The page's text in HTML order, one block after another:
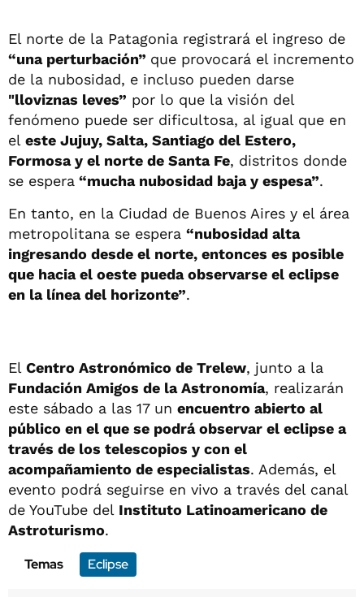
El norte de la Patagonia registrará el ingreso de
“una perturbación” que provocará el incremento
de la nubosidad, e incluso pueden darse
"lloviznas leves” por lo que la visión del
fenómeno puede ser dificultosa, al igual que en
el este Jujuy, Salta, Santiago del Estero,
Formosa y el norte de Santa Fe, distritos donde
se espera “mucha nubosidad baja y espesa”.
En tanto, en la Ciudad de Buenos Aires y el área
metropolitana se espera “nubosidad alta
ingresando desde el norte, entonces es posible
que hacia el oeste pueda observarse el eclipse
en la línea del horizonte”.
El Centro Astronómico de Trelew, junto a la
Fundación Amigos de la Astronomía, realizarán
este sábado a las 17 un encuentro abierto al
público en el que se podrá observar el eclipse a
través de los telescopios y con el
acompañamiento de especialistas. Además, el
evento podrá seguirse en vivo a través del canal
de YouTube del Instituto Latinoamericano de
Astroturismo.
Temas
Eclipse